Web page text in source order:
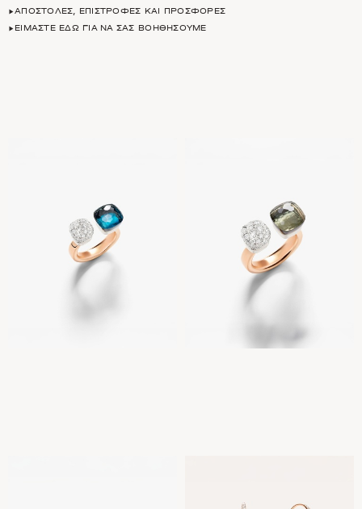
ΑΠΟΣΤΟΛΈΣ, ΕΠΙΣΤΡΟΦΈΣ ΚΑΙ ΠΡΟΣΦΟΡΈΣ
ΕΊΜΑΣΤΕ ΕΔΏ ΓΙΑ ΝΑ ΣΑΣ ΒΟΗΘΉΣΟΥΜΕ